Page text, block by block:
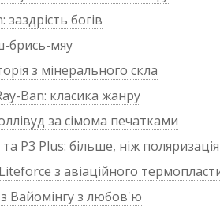
богів
брись-мяу
з мінерального скла
Ban: класика жанру
за сімома печатками
P3 Plus: більше, ніж поляризація
з авіаційного
Вайомінгу з любов'ю